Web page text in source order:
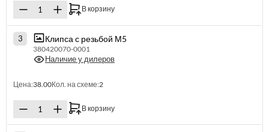
В корзину
3 Клипса с резьбой М5
380420070-0001
Наличие у дилеров
Цена:38.00Кол. на схеме:2
В корзину